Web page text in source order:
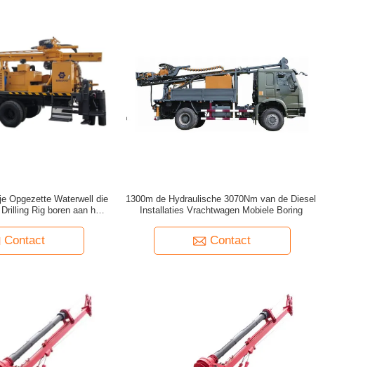
Opgezette Waterwell die
Rig boren aan het
Contact
1300m de Hydraulische 3070Nm van de Diesel
Installaties Vrachtwagen Mobiele Boring
Contact